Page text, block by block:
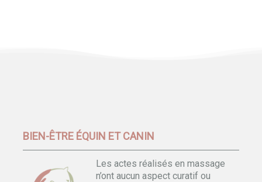
BIEN-ÊTRE ÉQUIN ET CANIN
Les actes réalisés en massage
n’ont aucun aspect curatif ou